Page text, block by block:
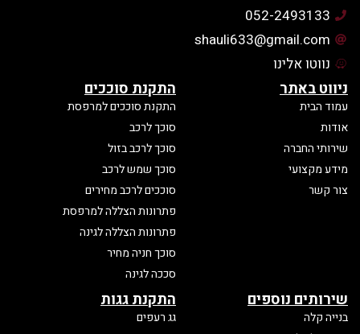
052-2493133
shauli633@gmail.com
נווטו אלינו
ניווט באתר
עמוד הבית
אודות
שירותי החברה
מידע מקצועי
צור קשר
התקנת סוככים
התקנת סוככים למרפסת
סוכך לרכב
סוכך לרכב בזול
סוכך שמש לרכב
סוככים לרכב מחירים
פתרונות הצללה למרפסת
פתרונות הצללה לגינה
סוכך חניה מחיר
סככה לגינה
שירותים נוספים
בנייה קלה
התקנת גגות
גג רעפים